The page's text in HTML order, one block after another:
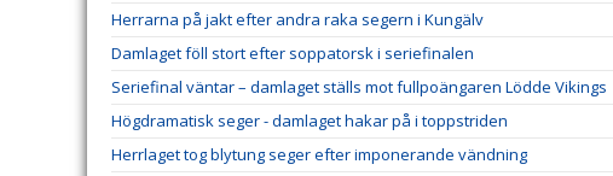
Herrarna på jakt efter andra raka segern i Kungälv
Damlaget föll stort efter soppatorsk i seriefinalen
Seriefinal väntar – damlaget ställs mot fullpoängaren Lödde Vikings
Högdramatisk seger - damlaget hakar på i toppstriden
Herrlaget tog blytung seger efter imponerande vändning